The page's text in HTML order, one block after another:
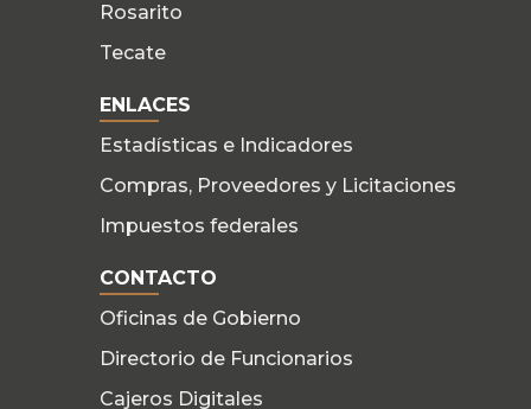
Rosarito
Tecate
ENLACES
Estadísticas e Indicadores
Compras, Proveedores y Licitaciones
Impuestos federales
CONTACTO
Oficinas de Gobierno
Directorio de Funcionarios
Cajeros Digitales